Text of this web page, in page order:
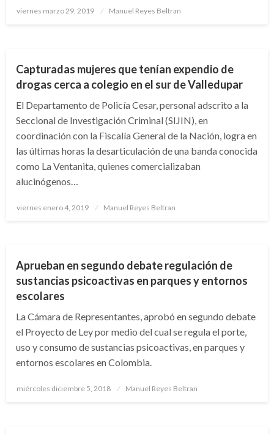
Publicado
viernes marzo 29, 2019 Manuel Reyes Beltran
Capturadas mujeres que tenían expendio de
drogas cerca a colegio en el sur de Valledupar
El Departamento de Policía Cesar, personal adscrito a la
Seccional de Investigación Criminal (SIJIN), en
coordinación con la Fiscalía General de la Nación, logra en
las últimas horas la desarticulación de una banda conocida
como La Ventanita, quienes comercializaban
alucinógenos…
Publicado
viernes enero 4, 2019 Manuel Reyes Beltran
Aprueban en segundo debate regulación de
sustancias psicoactivas en parques y entornos
escolares
La Cámara de Representantes, aprobó en segundo debate
el Proyecto de Ley por medio del cual se regula el porte,
uso y consumo de sustancias psicoactivas, en parques y
entornos escolares en Colombia.
Publicado
miércoles diciembre 5, 2018 Manuel Reyes Beltran